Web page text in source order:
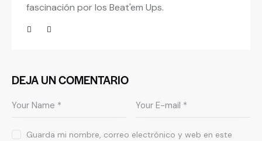
fascinación por los Beat'em Ups.
DEJA UN COMENTARIO
Guarda mi nombre, correo electrónico y web en este